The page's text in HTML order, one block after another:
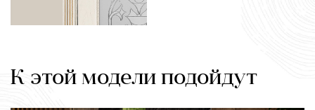
К этой модели подойдут